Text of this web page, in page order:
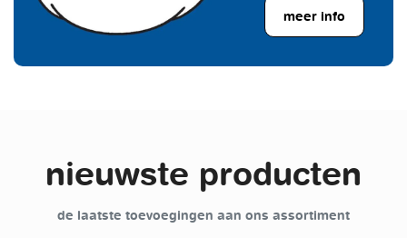
meer info
nieuwste producten
de laatste toevoegingen aan ons assortiment